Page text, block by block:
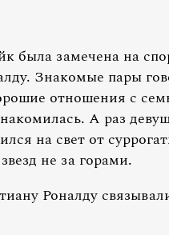
была замечена на
Знакомые пары
отношения с
А раз
на свет от
не за горами.
Роналду